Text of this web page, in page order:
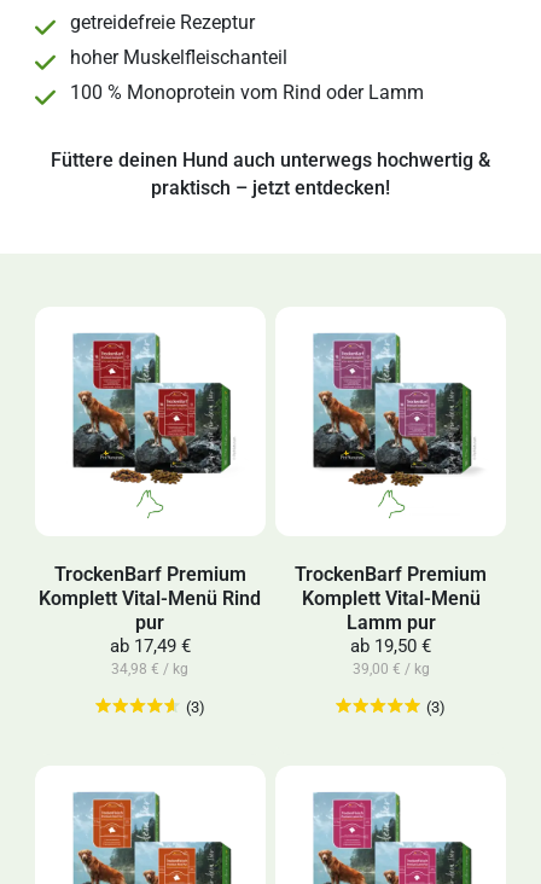
getreidefreie Rezeptur
hoher Muskelfleischanteil
100 % Monoprotein vom Rind oder Lamm
Füttere deinen Hund auch unterwegs hochwertig &
praktisch – jetzt entdecken!
TrockenBarf Premium
Komplett Vital-Menü Rind
pur
ab17,49 €
34,98 € / kg
(3)
TrockenBarf Premium
Komplett Vital-Menü
Lamm pur
ab 19,50 €
39,00 € / kg
(3)